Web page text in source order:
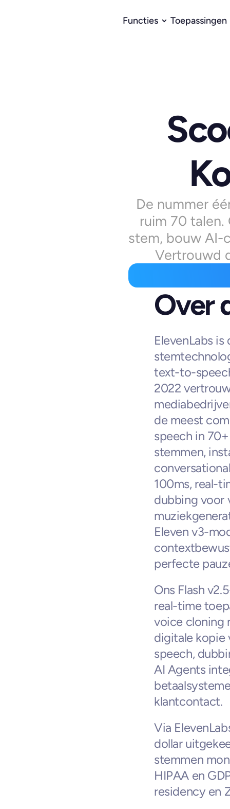
Functies Toepassingen
De nummer
ruim 70 talen.
stem, bouw AI-
Vertrouwd
Over
ElevenLabs
text-to-
2022
de meest
speech in
stemmen,
100ms, real-
dubbing voor
Eleven v3-
perfecte
Ons Flash
real-time
voice cloning
digitale kopie
speech,
AI Agents
klantcontact.
Via
dollar
stemmen
HIPAA en
residency en